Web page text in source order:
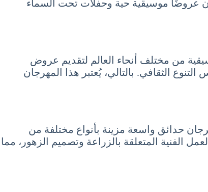
عروضًا موسيقية حية وحفلات تحت السماء
من مختلف أنحاء العالم لتقديم عروض
الثقافي. بالتالي، يُعتبر هذا المهرجان
حدائق واسعة مزينة بأنواع مختلفة من
الفنية المتعلقة بالزراعة وتصميم الزهور، مما